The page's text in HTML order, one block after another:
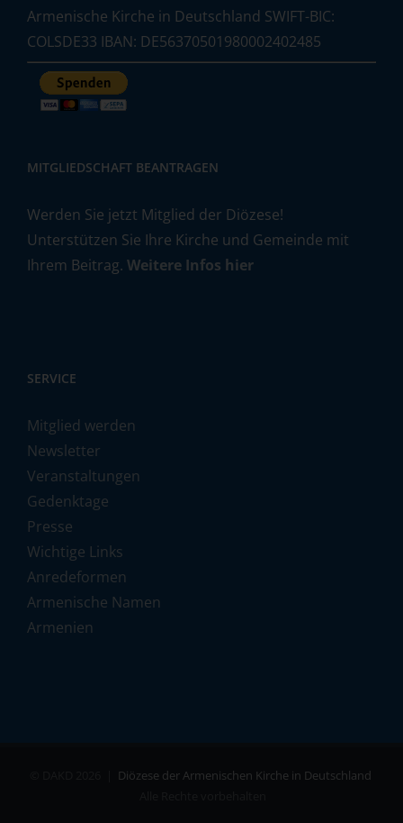
Armenische Kirche in Deutschland SWIFT-BIC:
COLSDE33 IBAN: DE56370501980002402485
MITGLIEDSCHAFT BEANTRAGEN
Werden Sie jetzt Mitglied der Diözese!
Unterstützen Sie Ihre Kirche und Gemeinde mit
Ihrem Beitrag. Weitere Infos hier
SERVICE
Mitglied werden
Newsletter
Veranstaltungen
Gedenktage
Presse
Wichtige Links
Anredeformen
Armenische Namen
Armenien
Diözese der Armenischen Kirche in Deutschland